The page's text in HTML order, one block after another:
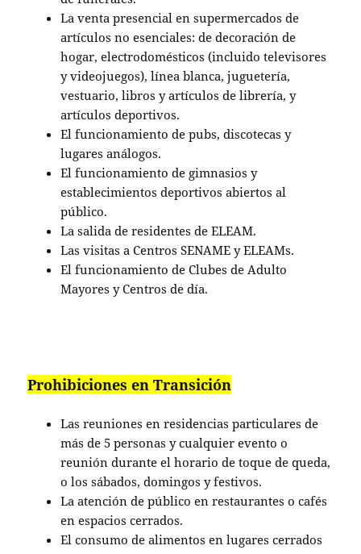
La venta presencial en supermercados de
artículos no esenciales: de decoración de
hogar, electrodomésticos (incluido televisores
y videojuegos), línea blanca, juguetería,
vestuario, libros y artículos de librería, y
artículos deportivos.
El funcionamiento de pubs, discotecas y
lugares análogos.
El funcionamiento de gimnasios y
establecimientos deportivos abiertos al
público.
La salida de residentes de ELEAM.
Las visitas a Centros SENAME y ELEAMs.
El funcionamiento de Clubes de Adulto
Mayores y Centros de día.
Prohibiciones en Transición
Las reuniones en residencias particulares de
más de 5 personas y cualquier evento o
reunión durante el horario de toque de queda,
o los sábados, domingos y festivos.
La atención de público en restaurantes o cafés
en espacios cerrados.
El consumo de alimentos en lugares cerrados